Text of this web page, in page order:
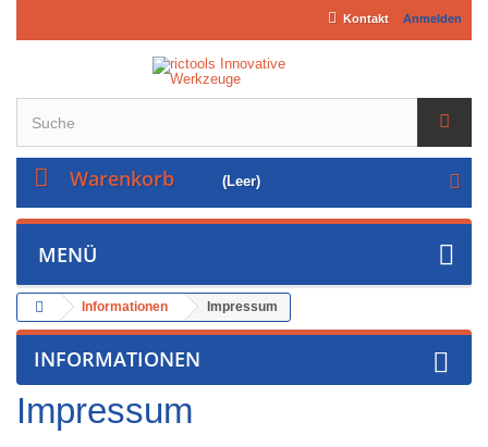
Anmelden
Kontakt
Warenkorb (Leer)
MENÜ
Informationen Impressum
INFORMATIONEN
Impressum